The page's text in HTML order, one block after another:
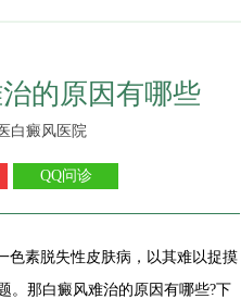
的原因有哪些
白癜风医院
QQ问诊
色素脱失性皮肤病，以其难以捉摸
。那白癜风难治的原因有哪些?下